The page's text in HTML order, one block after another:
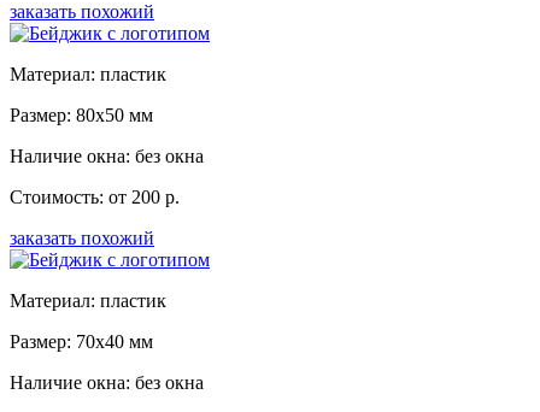
заказать похожий
Материал: пластик
Размер: 80x50 мм
Наличие окна: без окна
Стоимость: от 200 р.
заказать похожий
Материал: пластик
Размер: 70x40 мм
Наличие окна: без окна